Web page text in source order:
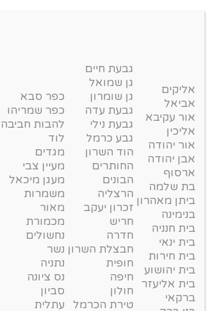
אליקים
אביאל
אור עקיבא
אליכין
אור יהודה
אבן יהודה
ארסוף
בת שלמה
ביתן מאהרון
בנימינה
בית חנניה
בית ינאי
בית חירות
בית יהושוע
בית אליעזר
ברקאי
גבעת חיים
גן שמואל
גן שומרון
גבעת עדה
גבעת נילי
גבע כרמל
הוד השרון
החותרים
הבונים
הרצליה
זכרון יעקב
חריש
חדרה
חבצלת השרון
חופית
חיפה
חולון
טירת הכרמל
כפר סבא
כפר שמריהו
להבות חביבה
לוד
מגדים
מעיין צבי
מעגן מיכאל
משמרות
מאור
מכמורת
נחשולים
נשר
נתניה
נס ציונה
סביון
עתלית